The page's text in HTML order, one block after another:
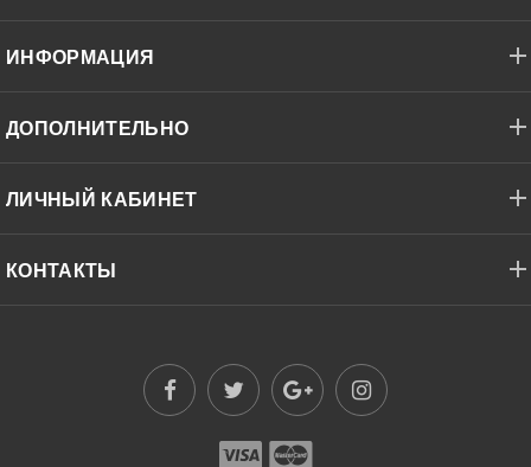
ИНФОРМАЦИЯ
ДОПОЛНИТЕЛЬНО
ЛИЧНЫЙ КАБИНЕТ
КОНТАКТЫ